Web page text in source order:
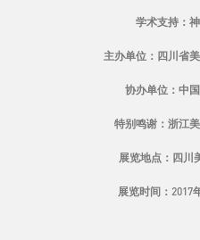
学术支持：
主办单位：四川省
协办单位：中
特别鸣谢：浙江
展览地点：四川
展览时间：2017